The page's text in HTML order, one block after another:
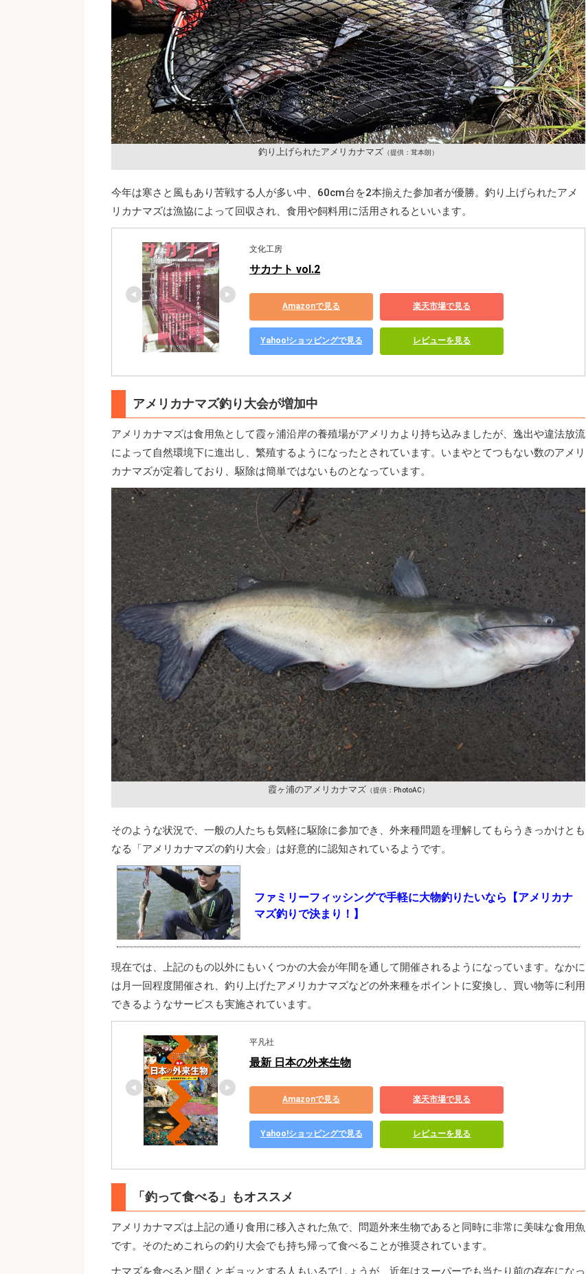
釣り上げられたアメリカナマズ （提供：茸本朗）
今年は寒さと風もあり苦戦する人が多い中、60cm台を2本揃えた参加者が優勝。釣り上げられたアメ
リカナマズは漁協によって回収され、食用や飼料用に活用されるといいます。
文化工房
サカナト vol.2
Amazonで見る 楽天市場で見る
Yahoo!ショッピングで見る レビューを見る
アメリカナマズ釣り大会が増加中
アメリカナマズは食用魚として霞ヶ浦沿岸の養殖場がアメリカより持ち込みましたが、逸出や違法放流
によって自然環境下に進出し、繁殖するようになったとされています。いまやとてつもない数のアメリ
カナマズが定着しており、駆除は簡単ではないものとなっています。
霞ヶ浦のアメリカナマズ （提供：PhotoAC）
そのような状況で、一般の人たちも気軽に駆除に参加でき、外来種問題を理解してもらうきっかけとも
なる「アメリカナマズの釣り大会」は好意的に認知されているようです。
ファミリーフィッシングで手軽に大物釣りたいなら【アメリカナ
マズ釣りで決まり！】
現在では、上記のもの以外にもいくつかの大会が年間を通して開催されるようになっています。なかに
は月一回程度開催され、釣り上げたアメリカナマズなどの外来種をポイントに変換し、買い物等に利用
できるようなサービスも実施されています。
平凡社
最新 日本の外来生物
Amazonで見る 楽天市場で見る
Yahoo!ショッピングで見る レビューを見る
「釣って食べる」もオススメ
アメリカナマズは上記の通り食用に移入された魚で、問題外来生物であると同時に非常に美味な食用魚
です。そのためこれらの釣り大会でも持ち帰って食べることが推奨されています。
ナマズを食べると聞くとギョッとする人もいるでしょうが、近年はスーパーでも当たり前の存在になっ